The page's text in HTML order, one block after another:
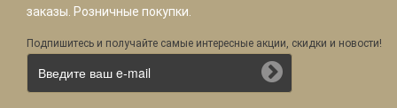
заказы. Розничные покупки.
Подпишитесь и получайте самые интересные акции, скидки и новости!